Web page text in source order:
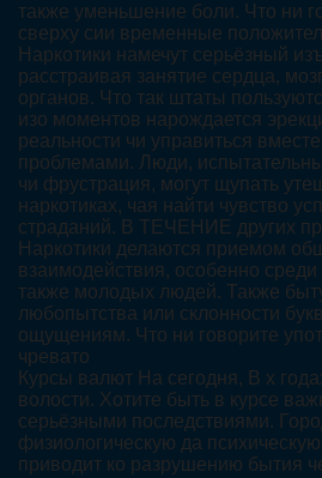
также уменьшение боли. Что ни
сверху сии временные
Наркотики намечут серьёзный
расстраивая занятие сердца,
органов. Что так штаты
изо моментов нарождается
реальности чи управиться
проблемами. Люди,
чи фрустрация, могут щупать
наркотиках, чая найти чувство
страданий. В ТЕЧЕНИЕ других
Наркотики делаются приемом
взаимодействия, особенно
также молодых людей. Также
любопытства или склонности
ощущениям. Что ни говорите
чревато
Курсы валют На сегодня, В х
волости. Хотите быть в курсе
серьёзными последствиями.
физиологическую да
приводит ко разрушению бытия